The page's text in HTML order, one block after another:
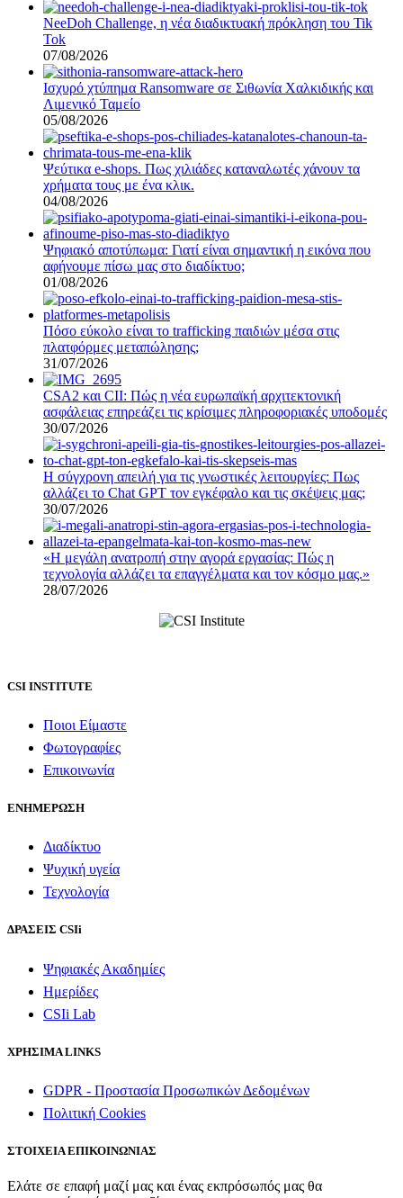
NeeDoh Challenge, η νέα διαδικτυακή πρόκληση του Tik
Tok
07/08/2026
Ισχυρό χτύπημα Ransomware σε Σιθωνία Χαλκιδικής και
Λιμενικό Ταμείο
05/08/2026
Ψεύτικα e-shops. Πως χιλιάδες καταναλωτές χάνουν τα
χρήματα τους με ένα κλικ.
04/08/2026
Ψηφιακό αποτύπωμα: Γιατί είναι σημαντική η εικόνα που
αφήνουμε πίσω μας στο διαδίκτυο;
01/08/2026
Πόσο εύκολο είναι το trafficking παιδιών μέσα στις
πλατφόρμες μεταπώλησης;
31/07/2026
CSA2 και CII: Πώς η νέα ευρωπαϊκή αρχιτεκτονική
ασφάλειας επηρεάζει τις κρίσιμες πληροφοριακές υποδομές
30/07/2026
Η σύγχρονη απειλή για τις γνωστικές λειτουργίες: Πως
αλλάζει το Chat GPT τον εγκέφαλο και τις σκέψεις μας;
30/07/2026
«Η μεγάλη ανατροπή στην αγορά εργασίας: Πώς η
τεχνολογία αλλάζει τα επαγγέλματα και τον κόσμο μας.»
28/07/2026
CSI INSTITUTE
Ποιοι Είμαστε
Φωτογραφίες
Επικοινωνία
ΕΝΗΜΕΡΩΣΗ
Διαδίκτυο
Ψυχική υγεία
Τεχνολογία
ΔΡΑΣΕΙΣ CSIi
Ψηφιακές Ακαδημίες
Ημερίδες
CSIi Lab
ΧΡΗΣΙΜΑ LINKS
GDPR - Προστασία Προσωπικών Δεδομένων
Πολιτική Cookies
ΣΤΟΙΧΕΙΑ ΕΠΙΚΟΙΝΩΝΙΑΣ
Ελάτε σε επαφή μαζί μας και ένας εκπρόσωπός μας θα